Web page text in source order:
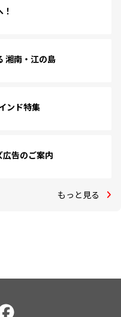
湘南・江の島
ンド特集
広告のご案内
もっと見る